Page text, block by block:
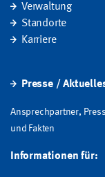
Verwaltung
Standorte
Karriere
Presse /
Ansprechpartner,
und Fakten
Informationen für: